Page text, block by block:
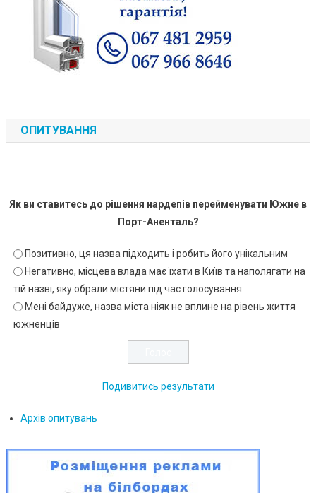
ОПИТУВАННЯ
Як ви ставитесь до рішення нардепів перейменувати Южне в
Порт-Аненталь?
Позитивно, ця назва підходить і робить його унікальним
Негативно, місцева влада має їхати в Київ та наполягати на
тій назві, яку обрали містяни під час голосування
Мені байдуже, назва міста ніяк не вплине на рівень життя
южненців
Подивитись результати
Архів опитувань